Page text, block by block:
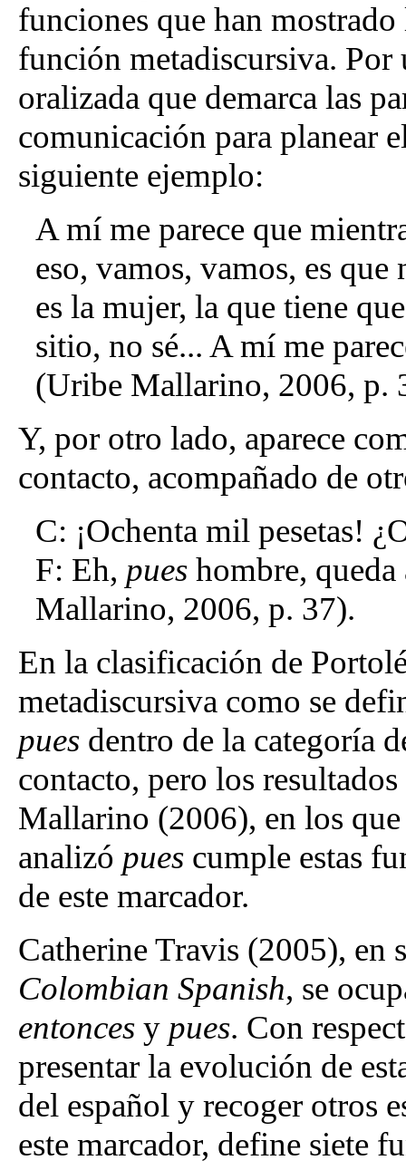
funciones que han
función metadiscursiva. Por
oralizada que demarca las
comunicación para planear
siguiente ejemplo:
A mí me parece que
eso, vamos, vamos, es
es la mujer, la que tiene
sitio, no sé... A mí me
(Uribe Mallarino, 2006, p.
Y, por otro lado, aparece
contacto, acompañado de
C: ¡Ochenta mil pesetas!
F: Eh, pues hombre,
Mallarino, 2006, p. 37).
En la clasificación de
metadiscursiva como se
pues dentro de la categoría
contacto, pero los
Mallarino (2006), en los
analizó pues cumple estas
de este marcador.
Catherine Travis (2005), en
Colombian Spanish, se
entonces y pues. Con
presentar la evolución de
del español y recoger otros
este marcador, define siete